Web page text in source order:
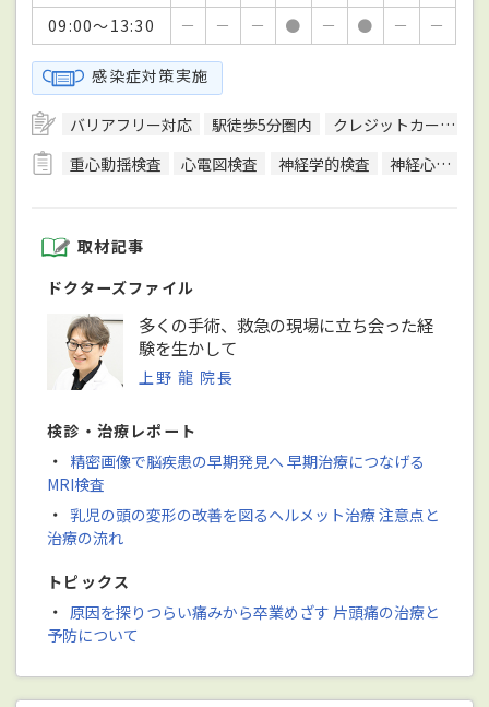
09:00～13:30
－ － － ● － ● － －
感染症対策実施
バリアフリー対応 駅徒歩5分圏内
クレジットカード対応
重心動揺検査
心電図検査 神経学的検査 神経心理検査（認知症検査）
取材記事
ドクターズファイル
多くの手術、救急の現場に立ち会った経
験を生かして
上野 龍 院長
検診・治療レポート
・ 精密画像で脳疾患の早期発見へ 早期治療につなげる
MRI検査
・ 乳児の頭の変形の改善を図るヘルメット治療 注意点と
治療の流れ
トピックス
・ 原因を探りつらい痛みから卒業めざす 片頭痛の治療と
予防について